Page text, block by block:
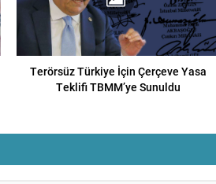
Terörsüz Türkiye İçin Çerçeve Yasa
Teklifi TBMM’ye Sunuldu